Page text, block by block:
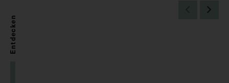
Entdecken